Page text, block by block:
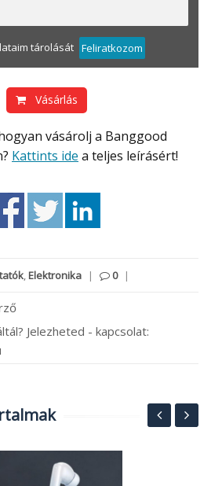
tárolását Feliratkozom
Vásárlás
Kattints ide a teljes leírásért!
,Elektronika | 0 |
Jelezheted - kapcsolat: